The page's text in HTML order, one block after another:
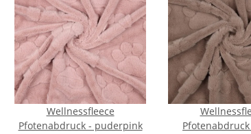
Wellnessfleece
Pfotenabdruck - puderpink